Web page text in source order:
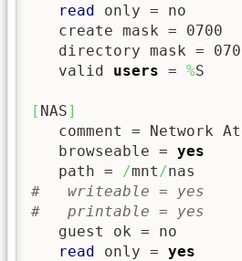
read only = no
   create mask = 0700
directory mask =
   valid
users = %S
[ NAS]
comment = Network
   browseable =
yes
   path =
/mnt /
#   writeable = yes
#   printable = yes
   guest ok = no
read only = yes